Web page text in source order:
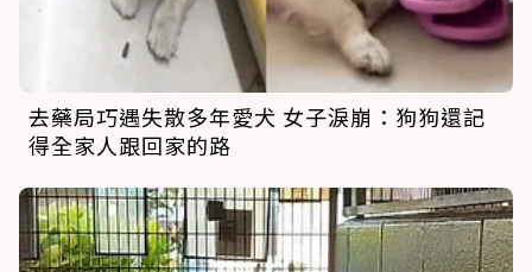
去藥局巧遇失散多年愛犬 女子淚崩：狗狗還記
得全家人跟回家的路